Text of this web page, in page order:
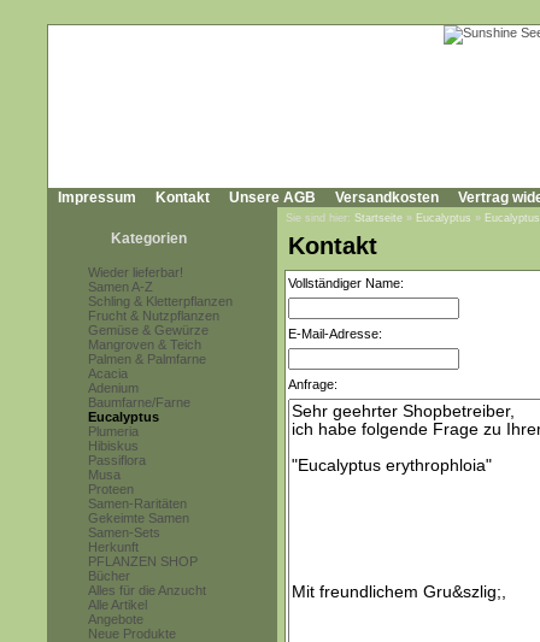
Impressum Kontakt Unsere AGB Versandkosten Vertrag
Kategorien
Wieder lieferbar!
Samen A-Z
Schling & Kletterpflanzen
Frucht & Nutzpflanzen
Gemüse & Gewürze
Mangroven & Teich
Palmen & Palmfarne
Acacia
Adenium
Baumfarne/Farne
Eucalyptus
Plumeria
Hibiskus
Passiflora
Musa
Proteen
Samen-Raritäten
Gekeimte Samen
Samen-Sets
Herkunft
PFLANZEN SHOP
Bücher
Alles für die Anzucht
Alle Artikel
Angebote
Neue Produkte
Sie sind hier: Startseite » Eucalyptus »
Kontakt
Vollständiger Name:
E-Mail-Adresse:
Anfrage: